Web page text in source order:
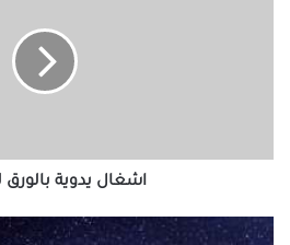
اشغال يدوية بالورق
أفضل